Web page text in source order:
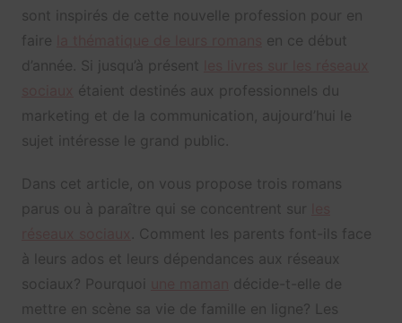
sont inspirés de cette nouvelle profession pour en
faire
en ce début
d’année. Si jusqu’à présent
étaient destinés aux professionnels du
marketing et de la communication, aujourd’hui le
sujet intéresse le grand public.
Dans cet article, on vous propose trois romans
parus ou à paraître qui se concentrent sur
. Comment les parents font-ils face
à leurs ados et leurs dépendances aux réseaux
sociaux? Pourquoi
décide-t-elle de
mettre en scène sa vie de famille en ligne? Les